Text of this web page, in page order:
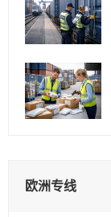
欧洲专线